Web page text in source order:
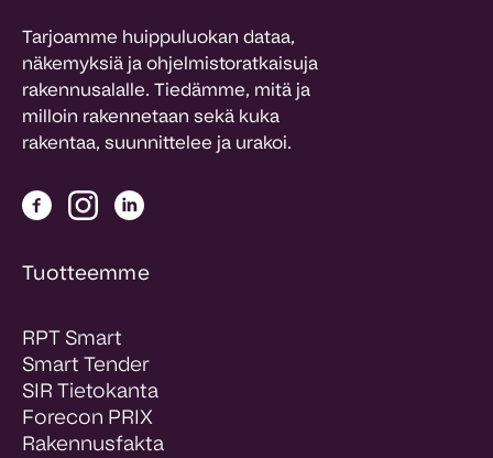
Tarjoamme huippuluokan dataa,
näkemyksiä ja ohjelmistoratkaisuja
rakennusalalle. Tiedämme, mitä ja
milloin rakennetaan sekä kuka
rakentaa, suunnittelee ja urakoi.
Tuotteemme
RPT Smart
Smart Tender
SIR Tietokanta
Forecon PRIX
Rakennusfakta